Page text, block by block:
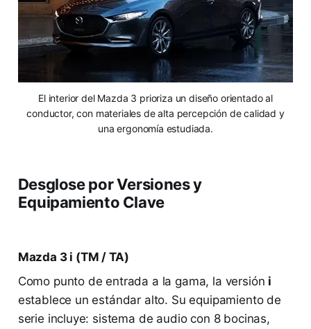
El interior del Mazda 3 prioriza un diseño orientado al
conductor, con materiales de alta percepción de calidad y
una ergonomía estudiada.
Desglose por Versiones y
Equipamiento Clave
Mazda 3 i (TM / TA)
Como punto de entrada a la gama, la versión i
establece un estándar alto. Su equipamiento de
serie incluye: sistema de audio con 8 bocinas,